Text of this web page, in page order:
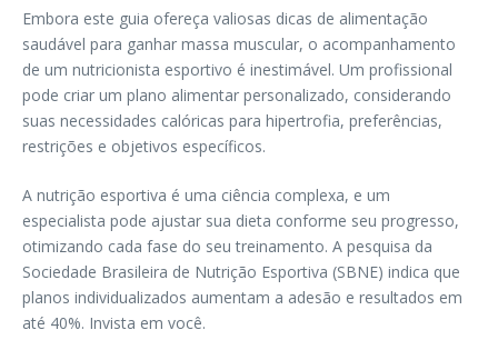
Embora este guia ofereça valiosas dicas de alimentação
saudável para ganhar massa muscular, o acompanhamento
de um nutricionista esportivo é inestimável. Um profissional
pode criar um plano alimentar personalizado, considerando
suas necessidades calóricas para hipertrofia, preferências,
restrições e objetivos específicos.
A nutrição esportiva é uma ciência complexa, e um
especialista pode ajustar sua dieta conforme seu progresso,
otimizando cada fase do seu treinamento. A pesquisa da
Sociedade Brasileira de Nutrição Esportiva (SBNE) indica que
planos individualizados aumentam a adesão e resultados em
até 40%. Invista em você.